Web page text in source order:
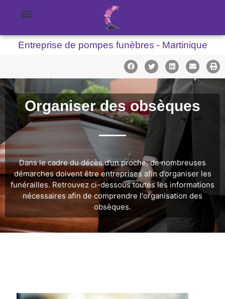
Entreprise de pompes funèbres - Martinique
Organiser des obsèques
Dans le cadre du décès d’un proche, de nombreuses
démarches doivent être entreprises afin d’organiser les
funérailles. Retrouvez ci-dessous toutes les informations
nécessaires afin de comprendre l'organisation des
obsèques.